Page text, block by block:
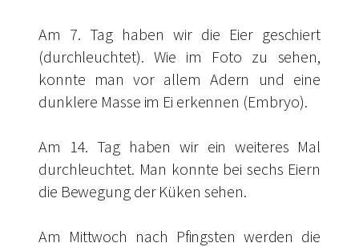
Am 7. Tag haben wir die Eier geschiert
(durchleuchtet). Wie im Foto zu sehen,
konnte man vor allem Adern und eine
dunklere Masse im Ei erkennen (Embryo).
Am 14. Tag haben wir ein weiteres Mal
durchleuchtet. Man konnte bei sechs Eiern
die Bewegung der Küken sehen.
Am Mittwoch nach Pfingsten werden die